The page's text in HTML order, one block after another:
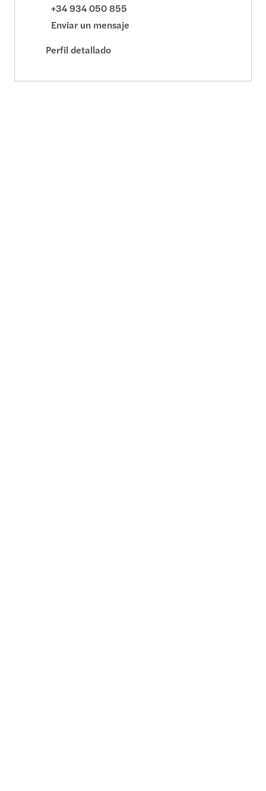
+34 934 050 855
Enviar un mensaje
Perfil detallado